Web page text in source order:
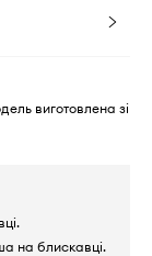
виготовлена зі
на блискавці.